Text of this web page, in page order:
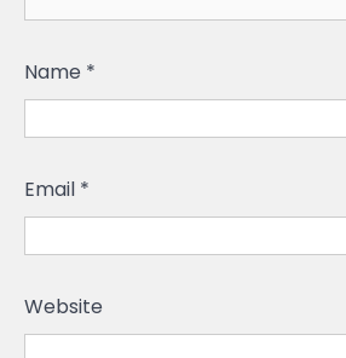
Name *
Email *
Website